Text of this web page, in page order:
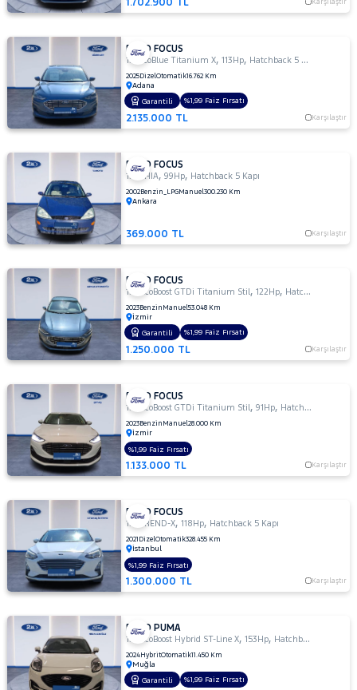
1.702.900 TL Karşılaştır
FORD FOCUS
1.5 EcoBlue Titanium X,113Hp, Hatchback 5 Kapı
2025DizelOtomatik16.762 Km
Adana
2.135.000 TL Karşılaştır
Garantili %1,99 Faiz Fırsatı
FORD FOCUS
1.6 GHIA,99Hp, Hatchback 5 Kapı
2002Benzin_LPGManuel300.230 Km
Ankara
369.000 TL Karşılaştır
FORD FOCUS
1.0 EcoBoost GTDi Titanium Stil,122Hp, Hatchback 5 Kapı
2023Benzin Manuel53.048 Km
İzmir
1.250.000 TL Karşılaştır
Garantili %1,99 Faiz Fırsatı
FORD FOCUS
1.0 EcoBoost GTDi Titanium Stil,91Hp, Hatchback 5 Kapı
2023Benzin Manuel28.000 Km
İzmir
1.133.000 TL Karşılaştır
%1,99 Faiz Fırsatı
FORD FOCUS
1.5 TREND-X,118Hp, Hatchback 5 Kapı
2021 DizelOtomatik328.455 Km
İstanbul
1.300.000 TL Karşılaştır
%1,99 Faiz Fırsatı
FORD PUMA
1.0 EcoBoost Hybrid ST-Line X,153Hp, Hatchback 5 Kapı
2024HybritOtomatik11.450 Km
Muğla
Garantili %1,99 Faiz Fırsatı